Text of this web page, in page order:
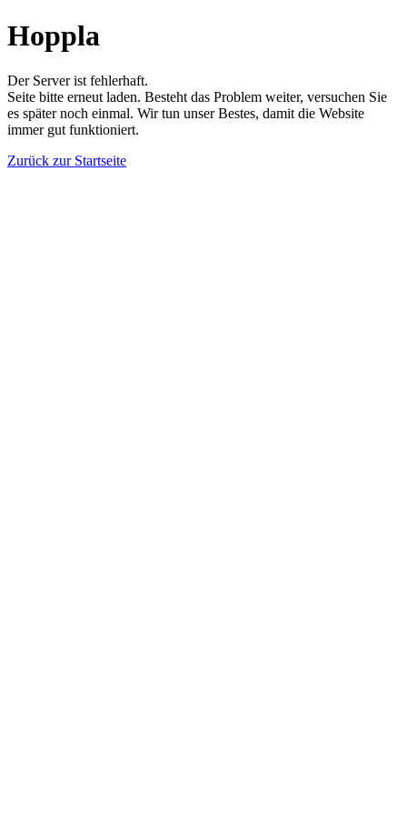
Hoppla
Der Server ist fehlerhaft.
Seite bitte erneut laden. Besteht das Problem weiter, versuchen Sie
es später noch einmal. Wir tun unser Bestes, damit die Website
immer gut funktioniert.
Zurück zur Startseite